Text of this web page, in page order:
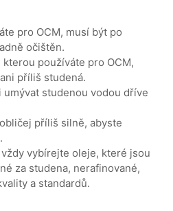
pro OCM, musí být po
očištěn.
používáte pro OCM,
příliš studená.
studenou vodou dříve
příliš silně, abyste
vybírejte oleje, které jsou
za studena, nerafinované,
a standardů.